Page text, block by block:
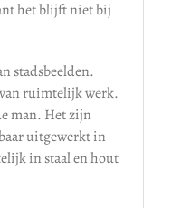
het blijft niet bij
stadsbeelden.
ruimtelijk werk.
man. Het zijn
uitgewerkt in
in staal en hout